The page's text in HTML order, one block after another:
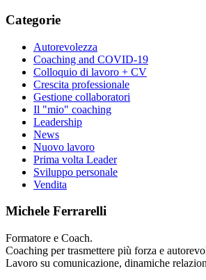
Categorie
Autorevolezza
Coaching and COVID-19
Colloquio di lavoro + CV
Crescita professionale
Gestione collaboratori
Il "mio" coaching
Leadership
News
Nuovo lavoro
Prima volta Leader
Sviluppo personale
Vendita
Michele Ferrarelli
Formatore e Coach.
Coaching per trasmettere più forza e
Lavoro su comunicazione, dinamiche